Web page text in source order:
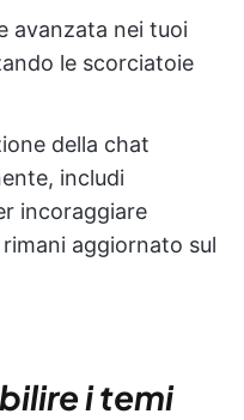
avanzata nei tuoi
le scorciatoie
della chat
includi
incoraggiare
aggiornato sul
i temi